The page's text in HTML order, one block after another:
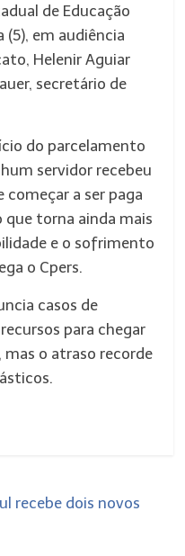
de Educação
(5), em audiência
Helenir Aguiar
secretário de
do parcelamento
servidor recebeu
a ser paga
que torna ainda mais
e o sofrimento
o Cpers.
casos de
para chegar
o atraso recorde
recebe dois novos